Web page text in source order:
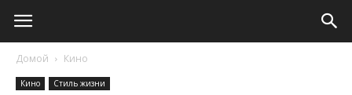
Домой Кино
Кино Стиль жизни